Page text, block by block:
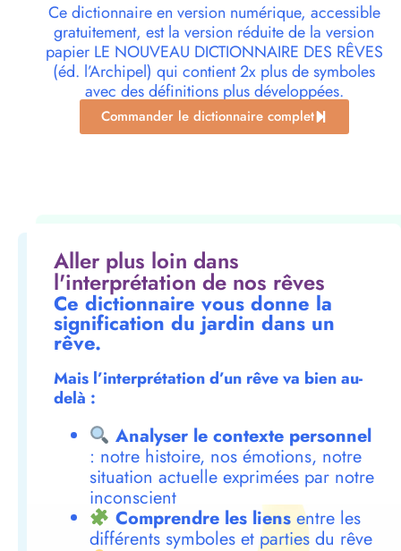
Ce dictionnaire en version numérique, accessible
gratuitement, est la version réduite de la version
papier LE NOUVEAU DICTIONNAIRE DES RÊVES
(éd. l’Archipel) qui contient 2x plus de symboles
avec des définitions plus développées.
Commander le dictionnaire complet
Aller plus loin dans
l'interprétation de nos rêves
Ce dictionnaire vous donne la
signification du jardin dans un
rêve.
Mais l’interprétation d’un rêve va bien au-
delà :
Analyser le contexte personnel
: notre histoire, nos émotions, notre
situation actuelle exprimées par notre
inconscient
Comprendre les liensentre les
différents symboles et parties du rêve